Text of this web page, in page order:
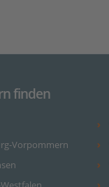
finden
Vorpommern